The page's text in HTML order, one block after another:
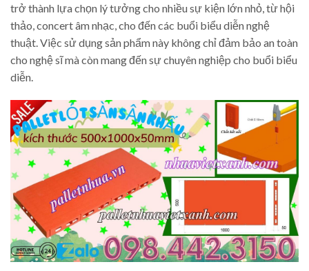
trở thành lựa chọn lý tưởng cho nhiều sự kiện lớn nhỏ, từ hội
thảo, concert âm nhạc, cho đến các buổi biểu diễn nghệ
thuật. Việc sử dụng sản phẩm này không chỉ đảm bảo an toàn
cho nghệ sĩ mà còn mang đến sự chuyên nghiệp cho buổi biểu
diễn.